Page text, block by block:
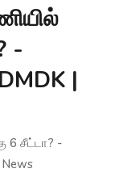
-
|
6 சீட்டா? -